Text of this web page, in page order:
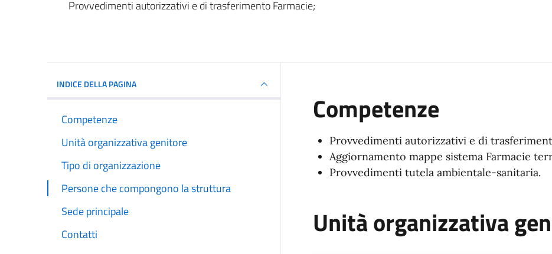
Provvedimenti autorizzativi e di trasferimento Farmacie;
INDICE DELLA PAGINA
Competenze
Unità organizzativa genitore
Tipo di organizzazione
Persone che compongono la struttura
Sede principale
Contatti
Competenze
Provvedimenti autorizzativi e di
Aggiornamento mappe sistema Farmacie
Provvedimenti tutela ambientale-sanitaria.
Unità organizzativa